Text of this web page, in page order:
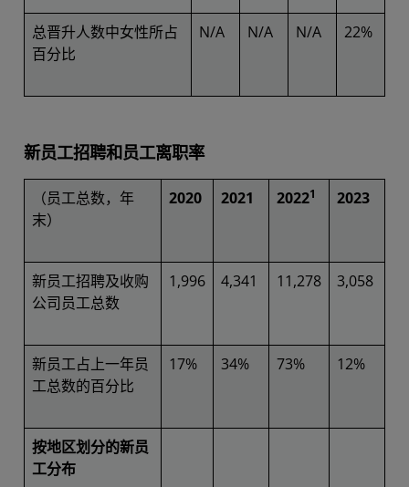
总晋升人数中女性所占
百分比
N/A N/A N/A 22%
新员工招聘和员工离职率
（员工总数，年
末）
2020 2021 20221 2023
新员工招聘及收购
公司员工总数
1,996 4,341 11,278 3,058
新员工占上一年员
工总数的百分比
17% 34% 73% 12%
按地区划分的新员
工分布